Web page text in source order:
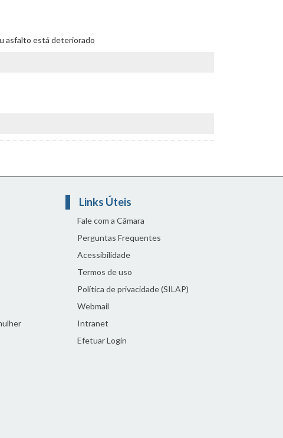
asfalto está deteriorado
Links Úteis
Fale com a Câmara
Perguntas Frequentes
Acessibilidade
Termos de uso
Política de privacidade (SILAP)
Webmail
Intranet
Efetuar Login